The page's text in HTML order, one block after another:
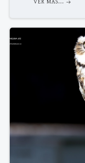
VER MAS...